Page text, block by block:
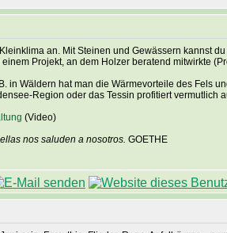
an. Mit Steinen und Gewässern kannst
Projekt, an dem Holzer beratend mitwirkte
in Wäldern hat man die Wärmevorteile des Fels
Region oder das Tessin profitiert vermutlich
(Video)
nos saluden a nosotros. GOETHE